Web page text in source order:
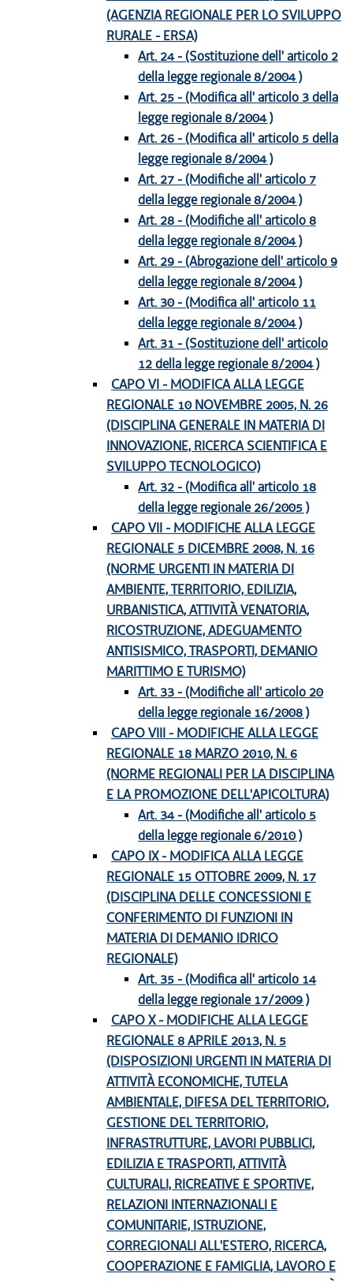
(AGENZIA REGIONALE PER LO SVILUPPO
RURALE - ERSA)
Art. 24 - (Sostituzione dell' articolo 2
della legge regionale 8/2004 )
Art. 25 - (Modifica all' articolo 3 della
legge regionale 8/2004 )
Art. 26 - (Modifica all' articolo 5 della
legge regionale 8/2004 )
Art. 27 - (Modifiche all' articolo 7
della legge regionale 8/2004 )
Art. 28 - (Modifiche all' articolo 8
della legge regionale 8/2004 )
Art. 29 - (Abrogazione dell' articolo 9
della legge regionale 8/2004 )
Art. 30 - (Modifica all' articolo 11
della legge regionale 8/2004 )
Art. 31 - (Sostituzione dell' articolo
12 della legge regionale 8/2004 )
CAPO VI - MODIFICA ALLA LEGGE
REGIONALE 10 NOVEMBRE 2005, N. 26
(DISCIPLINA GENERALE IN MATERIA DI
INNOVAZIONE, RICERCA SCIENTIFICA E
SVILUPPO TECNOLOGICO)
Art. 32 - (Modifica all' articolo 18
della legge regionale 26/2005 )
CAPO VII - MODIFICHE ALLA LEGGE
REGIONALE 5 DICEMBRE 2008, N. 16
(NORME URGENTI IN MATERIA DI
AMBIENTE, TERRITORIO, EDILIZIA,
URBANISTICA, ATTIVITÀ VENATORIA,
RICOSTRUZIONE, ADEGUAMENTO
ANTISISMICO, TRASPORTI, DEMANIO
MARITTIMO E TURISMO)
Art. 33 - (Modifiche all' articolo 20
della legge regionale 16/2008 )
CAPO VIII - MODIFICHE ALLA LEGGE
REGIONALE 18 MARZO 2010, N. 6
(NORME REGIONALI PER LA DISCIPLINA
E LA PROMOZIONE DELL'APICOLTURA)
Art. 34 - (Modifiche all' articolo 5
della legge regionale 6/2010 )
CAPO IX - MODIFICA ALLA LEGGE
REGIONALE 15 OTTOBRE 2009, N. 17
(DISCIPLINA DELLE CONCESSIONI E
CONFERIMENTO DI FUNZIONI IN
MATERIA DI DEMANIO IDRICO
REGIONALE)
Art. 35 - (Modifica all' articolo 14
della legge regionale 17/2009 )
CAPO X - MODIFICHE ALLA LEGGE
REGIONALE 8 APRILE 2013, N. 5
(DISPOSIZIONI URGENTI IN MATERIA DI
ATTIVITÀ ECONOMICHE, TUTELA
AMBIENTALE, DIFESA DEL TERRITORIO,
GESTIONE DEL TERRITORIO,
INFRASTRUTTURE, LAVORI PUBBLICI,
EDILIZIA E TRASPORTI, ATTIVITÀ
CULTURALI, RICREATIVE E SPORTIVE,
RELAZIONI INTERNAZIONALI E
COMUNITARIE, ISTRUZIONE,
CORREGIONALI ALL'ESTERO, RICERCA,
COOPERAZIONE E FAMIGLIA, LAVORO E